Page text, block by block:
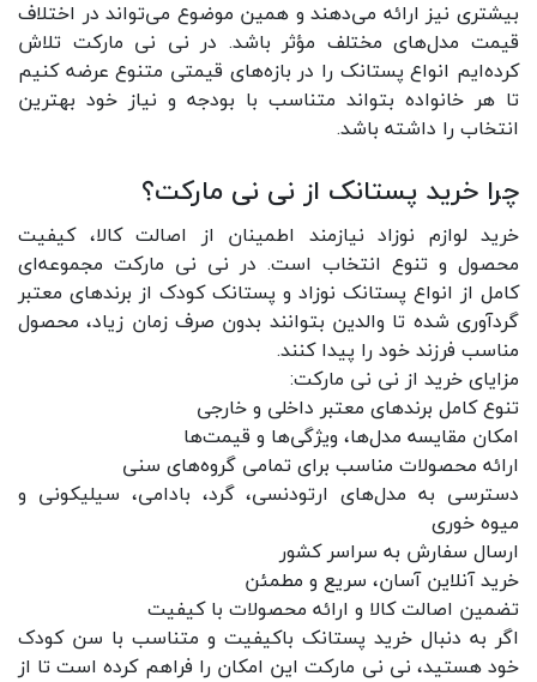
بیشتری نیز ارائه می‌دهند و همین موضوع می‌تواند در اختلاف
قیمت مدل‌های مختلف مؤثر باشد. در نی نی مارکت تلاش
کرده‌ایم انواع پستانک را در بازه‌های قیمتی متنوع عرضه کنیم
تا هر خانواده بتواند متناسب با بودجه و نیاز خود بهترین
انتخاب را داشته باشد.
چرا خرید پستانک از نی نی مارکت؟
خرید لوازم نوزاد نیازمند اطمینان از اصالت کالا، کیفیت
محصول و تنوع انتخاب است. در نی نی مارکت مجموعه‌ای
کامل از انواع پستانک نوزاد و پستانک کودک از برندهای معتبر
گردآوری شده تا والدین بتوانند بدون صرف زمان زیاد، محصول
مناسب فرزند خود را پیدا کنند.
مزایای خرید از نی نی مارکت:
تنوع کامل برندهای معتبر داخلی و خارجی
امکان مقایسه مدل‌ها، ویژگی‌ها و قیمت‌ها
ارائه محصولات مناسب برای تمامی گروه‌های سنی
دسترسی به مدل‌های ارتودنسی، گرد، بادامی، سیلیکونی و
میوه خوری
ارسال سفارش به سراسر کشور
خرید آنلاین آسان، سریع و مطمئن
تضمین اصالت کالا و ارائه محصولات با کیفیت
اگر به دنبال خرید پستانک باکیفیت و متناسب با سن کودک
خود هستید، نی نی مارکت این امکان را فراهم کرده است تا از